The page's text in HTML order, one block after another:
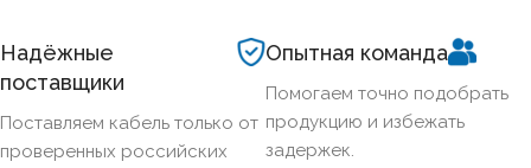
Надёжные
поставщики
Поставляем кабель только от
проверенных российских
Опытная команда
Помогаем точно подобрать
продукцию и избежать
задержек.